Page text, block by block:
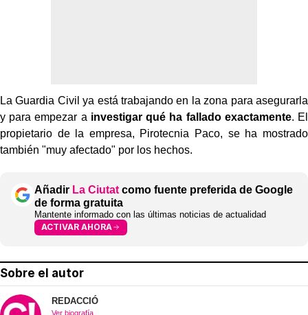
La Guardia Civil ya está trabajando en la zona para asegurarla
y para empezar a investigar qué ha fallado exactamente. El
propietario de la empresa, Pirotecnia Paco, se ha mostrado
también "muy afectado" por los hechos.
Añadir La Ciutat como fuente preferida de Google
de forma gratuita
Mantente informado con las últimas noticias de actualidad
ACTIVAR AHORA
Sobre el autor
REDACCIÓ
Ver biografía